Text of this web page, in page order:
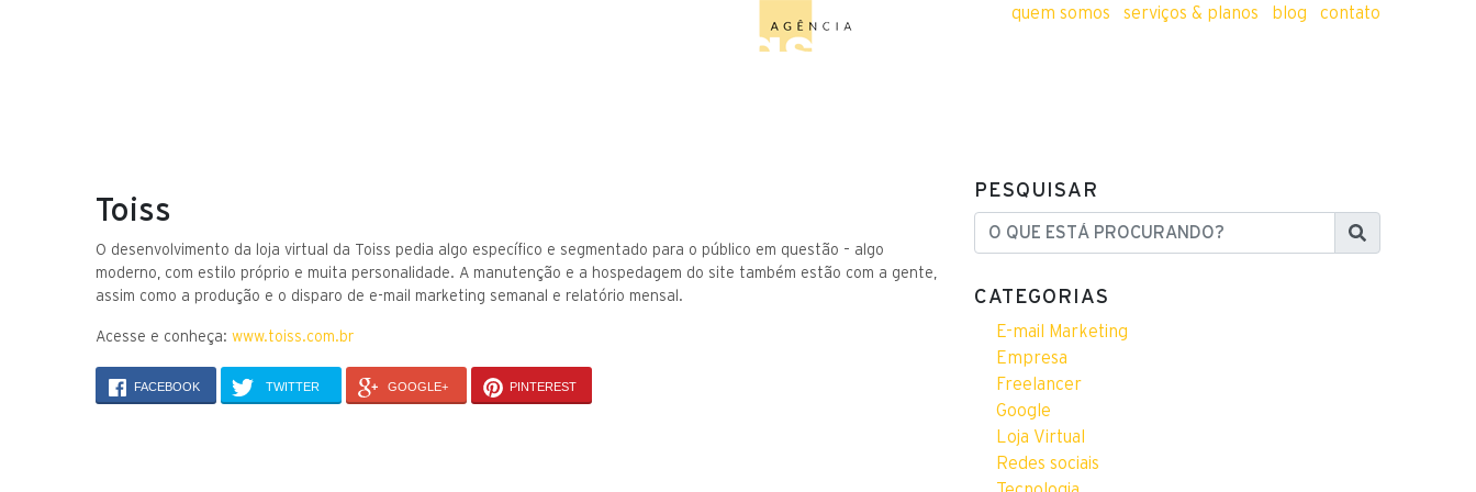
quem somos serviços & planos blog contato
Toiss
O desenvolvimento da loja virtual da Toiss pedia algo específico e segmentado para o público em questão – algo
moderno, com estilo próprio e muita personalidade. A manutenção e a hospedagem do site também estão com a gente,
assim como a produção e o disparo de e-mail marketing semanal e relatório mensal.
Acesse e conheça: www.toiss.com.br
FACEBOOK TWITTER GOOGLE+ PINTEREST
PESQUISAR
O QUE ESTÁ PROCURANDO?
CATEGORIAS
E-mail Marketing
Empresa
Freelancer
Google
Loja Virtual
Redes sociais